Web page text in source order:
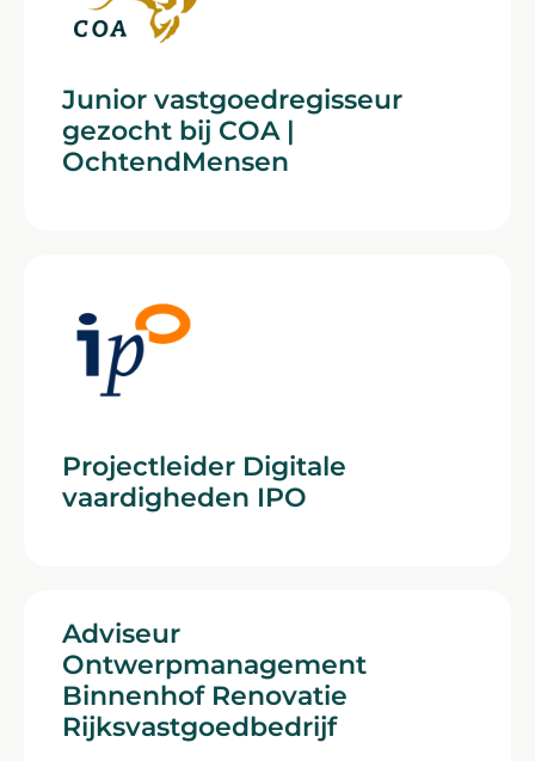
Junior vastgoedregisseur
gezocht bij COA |
OchtendMensen
Projectleider Digitale
vaardigheden IPO
Adviseur
Ontwerpmanagement
Binnenhof Renovatie
Rijksvastgoedbedrijf